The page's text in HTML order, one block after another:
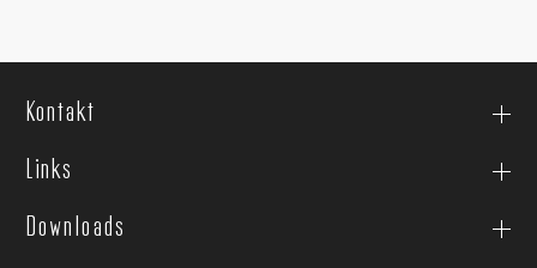
Kontakt
Links
Downloads